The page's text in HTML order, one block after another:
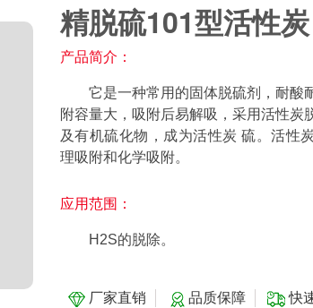
精脱硫101型活性炭
产品简介：
它是一种常用的固体脱硫剂，耐酸
附容量大，吸附后易解吸，采用活性炭
及有机硫化物，成为活性炭 硫。活性
理吸附和化学吸附。
应用范围：
H2S的脱除。
厂家直销 品质保障 快